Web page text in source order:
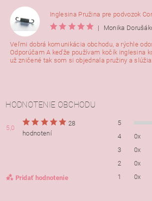
Inglesina Pružina pre podvozok
|
Monika
Veľmi dobrá komunikácia obchodu, a rýchle
Odporúčam A keďže používam kočík inglesina
už zničené tak som si objednala pružiny a
HODNOTENIE OBCHODU
5,0
28
hodnotení
Pridať hodnotenie
5
4
0x
3
0x
2
0x
1
0x